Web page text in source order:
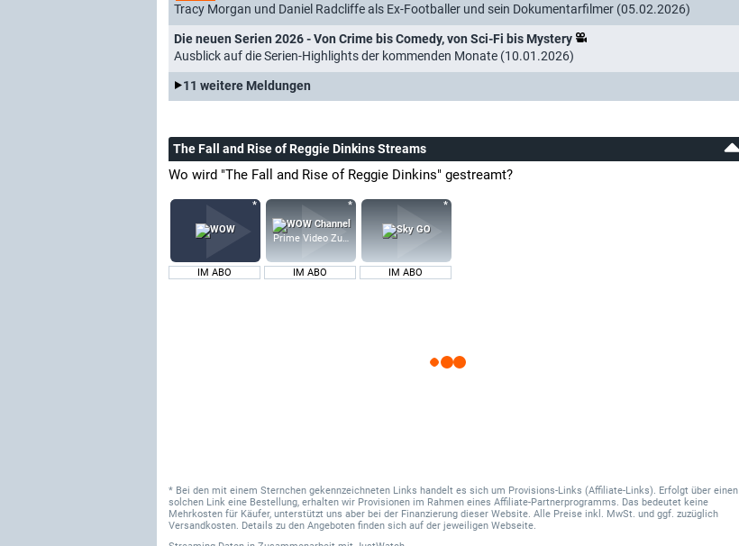
Tracy Morgan und Daniel Radcliffe als Ex-Footballer und sein Dokumentarfilmer (05.02.2026)
Die neuen Serien 2026 - Von Crime bis Comedy, von Sci-Fi bis Mystery
Ausblick auf die Serien-Highlights der kommenden Monate (10.01.2026)
11 weitere Meldungen
The Fall and Rise of Reggie Dinkins Streams
Wo wird "The Fall and Rise of Reggie Dinkins" gestreamt?
IM ABO
Prime Video Zusatz-Kanäle
IM ABO IM ABO
* Bei den mit einem Sternchen gekennzeichneten Links handelt es sich um Provisions-Links (Affiliate-Links). Erfolgt über einen
solchen Link eine Bestellung, erhalten wir Provisionen im Rahmen eines Affiliate-Partnerprogramms. Das bedeutet keine
Mehrkosten für Käufer, unterstützt uns aber bei der Finanzierung dieser Website. Alle Preise inkl. MwSt. und ggf. zuzüglich
Versandkosten. Details zu den Angeboten finden sich auf der jeweiligen Webseite.